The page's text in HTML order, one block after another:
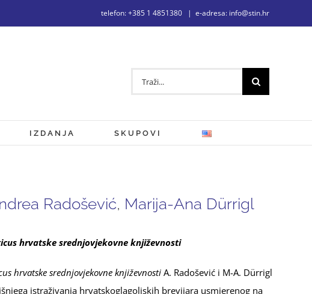
telefon: +385 1 4851380 | e-adresa: info@stin.hr
Traži...
IZDANJA SKUPOVI
Radošević, Marija-Ana Dürrigl
hrvatske srednjovjekovne književnosti
hrvatske srednjovjekovne književnosti A. Radošević i M-A. Dürrigl
istraživanja hrvatskoglagoljskih brevijara usmjerenog na